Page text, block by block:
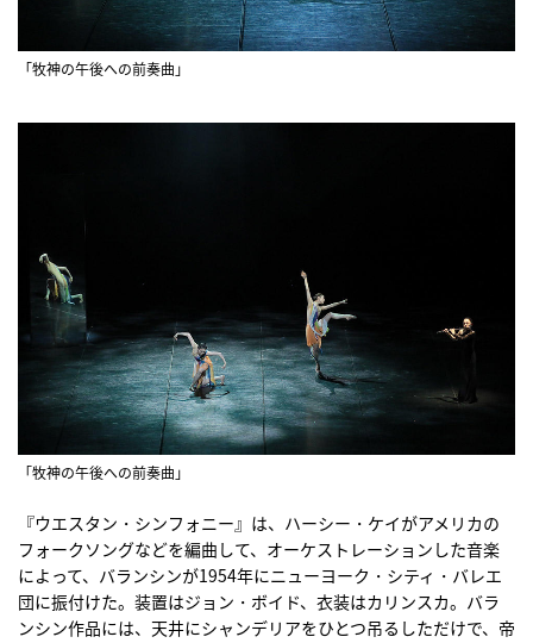
「牧神の午後への前奏曲」
「牧神の午後への前奏曲」
『ウエスタン・シンフォニー』は、ハーシー・ケイがアメリカの
フォークソングなどを編曲して、オーケストレーションした音楽
によって、バランシンが1954年にニューヨーク・シティ・バレエ
団に振付けた。装置はジョン・ボイド、衣装はカリンスカ。バラ
ンシン作品には、天井にシャンデリアをひとつ吊るしただけで、帝